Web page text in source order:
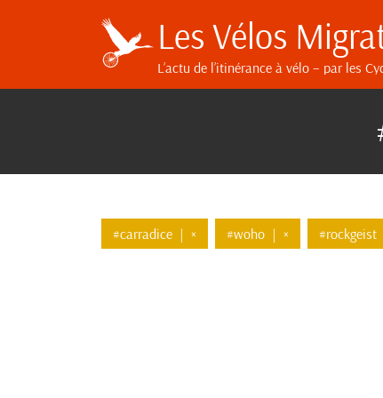
Les Vélos
L’actu de l’itinérance à vélo – par les
#carradice | × #woho | × #rockgeist